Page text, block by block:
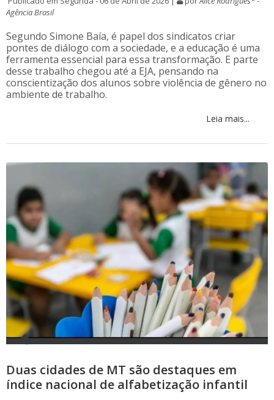
Agência Brasil
Segundo Simone Baía, é papel dos sindicatos criar
pontes de diálogo com a sociedade, e a educação é uma
ferramenta essencial para essa transformação. E parte
desse trabalho chegou até a EJA, pensando na
conscientização dos alunos sobre violência de gênero no
ambiente de trabalho.
Leia mais...
Duas cidades de MT são destaques em
índice nacional de alfabetização infantil